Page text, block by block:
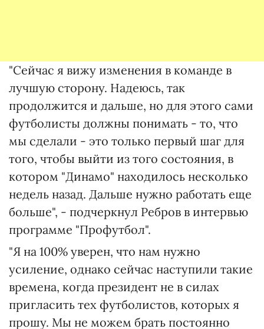
"Сейчас я вижу изменения в команде в
лучшую сторону. Надеюсь, так
продолжится и дальше, но для этого сами
футболисты должны понимать - то, что
мы сделали - это только первый шаг для
того, чтобы выйти из того состояния, в
котором "Динамо" находилось несколько
недель назад. Дальше нужно работать еще
больше", - подчеркнул Ребров в интервью
программе "Профутбол".
"Я на 100% уверен, что нам нужно
усиление, однако сейчас наступили такие
времена, когда президент не в силах
пригласить тех футболистов, которых я
прошу. Мы не можем брать постоянно